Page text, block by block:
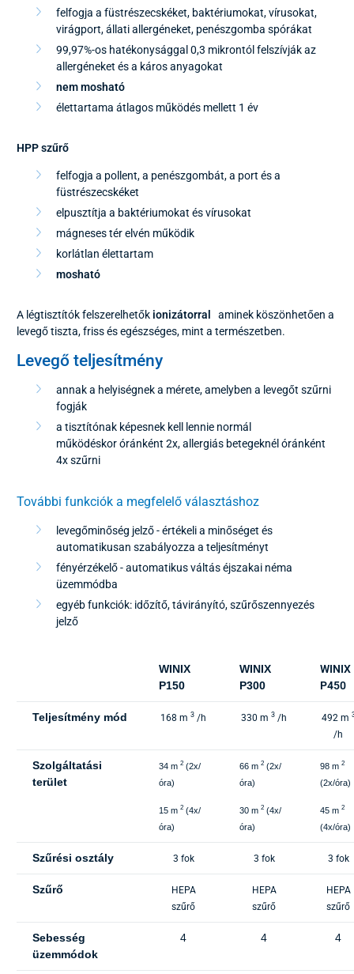
felfogja a füstrészecskéket, baktériumokat, vírusokat,
virágport, állati allergéneket, penészgomba spórákat
99,97%-os hatékonysággal 0,3 mikrontól felszívják az
allergéneket és a káros anyagokat
nem mosható
élettartama átlagos működés mellett 1 év
HPP szűrő
felfogja a pollent, a penészgombát, a port és a
füstrészecskéket
elpusztítja a baktériumokat és vírusokat
mágneses tér elvén működik
korlátlan élettartam
mosható
A légtisztítók felszerelhetők ionizátorral
aminek köszönhetően a
levegő tiszta, friss és egészséges, mint a természetben.
Levegő teljesítmény
annak a helyiségnek a mérete, amelyben a levegőt szűrni
fogják
a tisztítónak képesnek kell lennie normál
működéskor óránként 2x, allergiás betegeknél óránként
4x szűrni
További funkciók a megfelelő választáshoz
levegőminőség jelző - értékeli a minőséget és
automatikusan szabályozza a teljesítményt
fényérzékelő - automatikus váltás éjszakai néma
üzemmódba
egyéb funkciók: időzítő, távirányító, szűrőszennyezés
jelző
WINIX
P150
WINIX
P300
WINIX
P450
Teljesítmény mód 168 m 3 /h 330 m 3 /h 492 m
/h
Szolgáltatási
terület
34 m 2(2x/
óra)
15 m 2(4x/
óra)
66 m 2(2x/
óra)
30 m 2(4x/
óra)
98 m 2
(2x/óra)
45 m 2
(4x/óra)
Szűrési osztály 3 fok 3 fok 3 fok
Szűrő
HEPA
szűrő
HEPA
szűrő
HEPA
szűrő
Sebesség
üzemmódok
4 4 4